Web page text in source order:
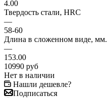
4.00
Твердость стали, HRC
—
58-60
Длина в сложенном виде, мм.
—
153.00
10990 руб
Нет в наличии
Нашли дешевле?
Подписаться